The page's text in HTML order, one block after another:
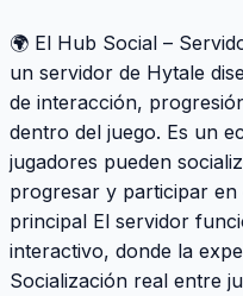
🌍 El Hub Social –
un servidor de Hytale
de interacción,
dentro del juego. Es un
jugadores pueden
progresar y participar
principal El servidor
interactivo, donde la
Socialización real entre